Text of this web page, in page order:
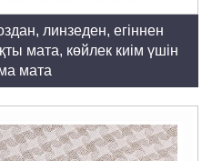
өзгеше, әр жуған
болып келеді, бірнеше
мен сырт келбетін
ұзақ мерзімді
тұйық экономиканы
линзеден, егіннен
мата, көйлек киім үшін
мата